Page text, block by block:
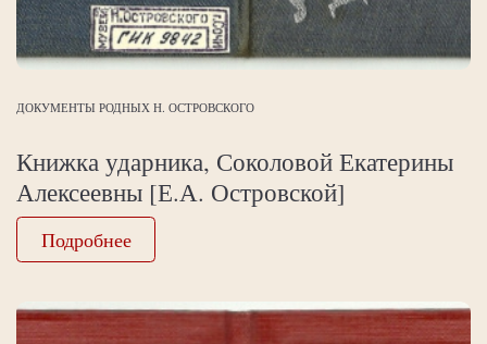
ДОКУМЕНТЫ РОДНЫХ Н. ОСТРОВСКОГО
Книжка ударника, Соколовой Екатерины
Алексеевны [Е.А. Островской]
Подробнее